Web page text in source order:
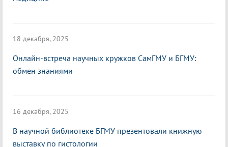
18 декабря, 2025
Онлайн-встреча научных кружков СамГМУ и БГМУ:
обмен знаниями
16 декабря, 2025
В научной библиотеке БГМУ презентовали книжную
выставку по гистологии